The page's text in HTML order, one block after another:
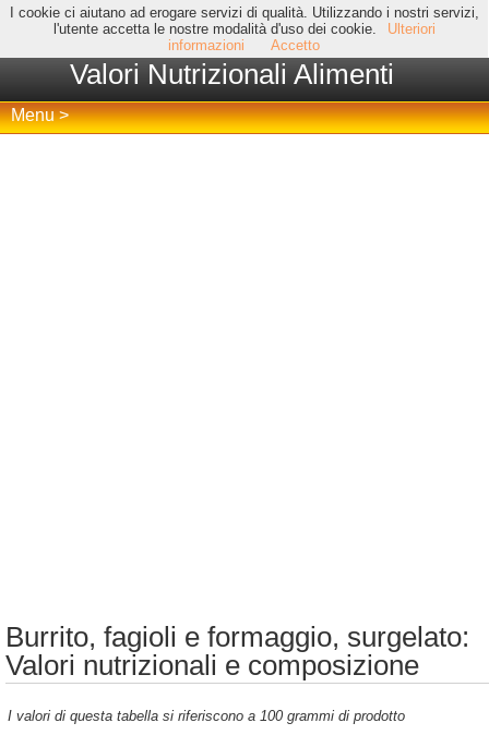
I cookie ci aiutano ad erogare servizi di qualità. Utilizzando i nostri servizi,
l'utente accetta le nostre modalità d'uso dei cookie.
Ulteriori
informazioni
Accetto
Valori Nutrizionali Alimenti
Menu >
Burrito, fagioli e formaggio, surgelato:
Valori nutrizionali e composizione
I valori di questa tabella si riferiscono a 100 grammi di prodotto